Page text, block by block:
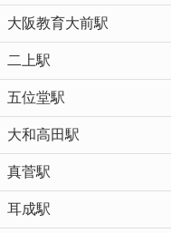
大阪教育大前駅
二上駅
五位堂駅
大和高田駅
真菅駅
耳成駅